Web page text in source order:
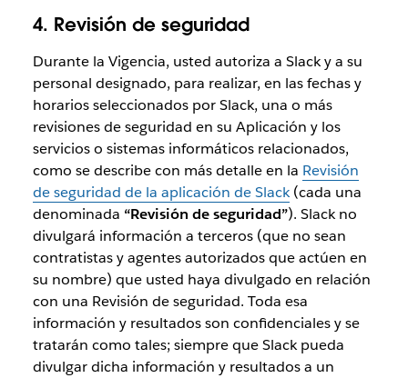
4. Revisión de seguridad
Durante la Vigencia, usted autoriza a Slack y a su
personal designado, para realizar, en las fechas y
horarios seleccionados por Slack, una o más
revisiones de seguridad en su Aplicación y los
servicios o sistemas informáticos relacionados,
como se describe con más detalle en la Revisión
de seguridad de la aplicación de Slack(cada una
denominada “Revisión de seguridad”). Slack no
divulgará información a terceros (que no sean
contratistas y agentes autorizados que actúen en
su nombre) que usted haya divulgado en relación
con una Revisión de seguridad. Toda esa
información y resultados son confidenciales y se
tratarán como tales; siempre que Slack pueda
divulgar dicha información y resultados a un